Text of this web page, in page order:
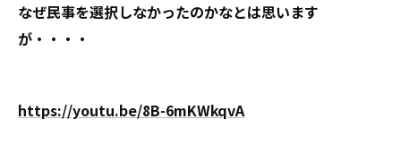
なぜ民事を選択しなかったのかなとは思います
が・・・・
https://youtu.be/8B-6mKWkqvA